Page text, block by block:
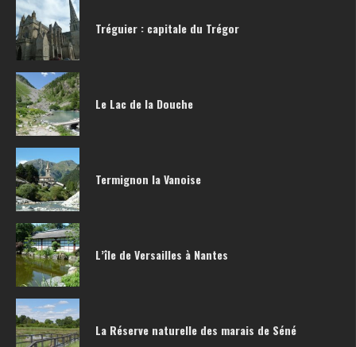
Tréguier : capitale du Trégor
Le Lac de la Douche
Termignon la Vanoise
L’île de Versailles à Nantes
La Réserve naturelle des marais de Séné